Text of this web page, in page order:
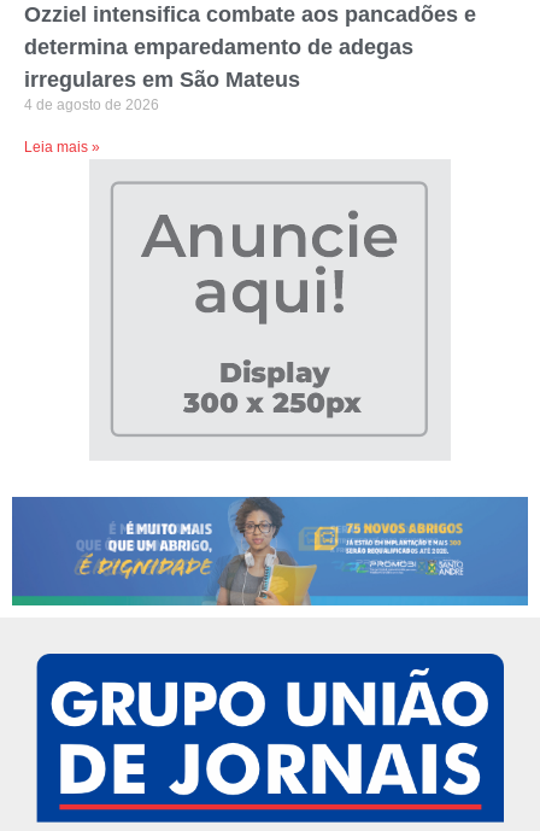
Ozziel intensifica combate aos pancadões e
determina emparedamento de adegas
irregulares em São Mateus
4 de agosto de 2026
Leia mais »